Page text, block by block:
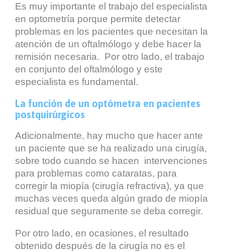
Es muy importante el trabajo del especialista
en optometría porque permite detectar
problemas en los pacientes que necesitan la
atención de un oftalmólogo y debe hacer la
remisión necesaria. Por otro lado, el trabajo
en conjunto del oftalmólogo y este
especialista es fundamental.
La función de un optómetra en pacientes
postquirúrgicos
Adicionalmente, hay mucho que hacer ante
un paciente que se ha realizado una cirugía,
sobre todo cuando se hacen intervenciones
para problemas como cataratas, para
corregir la miopía (cirugía refractiva), ya que
muchas veces queda algún grado de miopía
residual que seguramente se deba corregir.
Por otro lado, en ocasiones, el resultado
obtenido después de la cirugía no es el